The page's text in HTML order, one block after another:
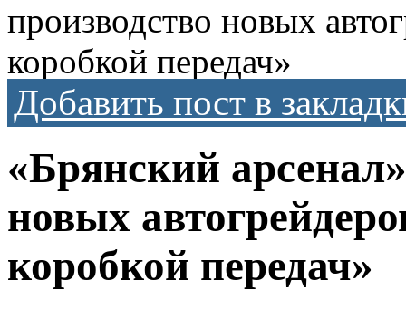
производство новых
коробкой передач»
Добавить пост в
«Брянский
новых
коробкой передач»